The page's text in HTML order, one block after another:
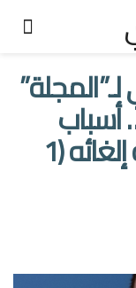
أسباب
إصداره وتسميته وكيفية إلغائه (1